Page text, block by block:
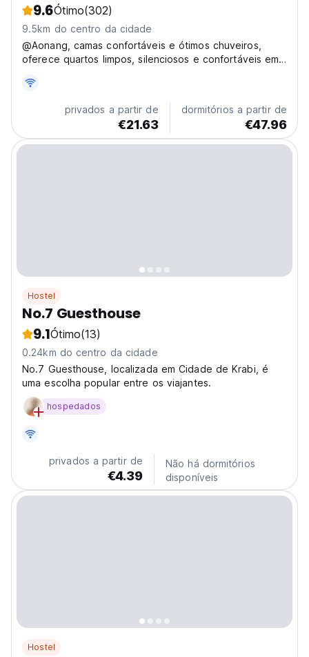
9.6Ótimo(302)
9.5km do centro da cidade
@Aonang, camas confortáveis ​​e ótimos chuveiros,
oferece quartos limpos, silenciosos e confortáveis ​​em
privados super confortáveis ​​e 2 dormitórios
confortáveis ​​que trazem conforto. Todos os quartos
possuem...privados a partir de
€21.63
dormitórios a partir de
€47.96
Hostel
No.7 Guesthouse
9.1Ótimo(13)
0.24km do centro da cidade
No.7 Guesthouse, localizada em Cidade de Krabi, é
uma escolha popular entre os viajantes.
hospedados
privados a partir de
€4.39
Não há dormitórios
disponíveis
Hostel